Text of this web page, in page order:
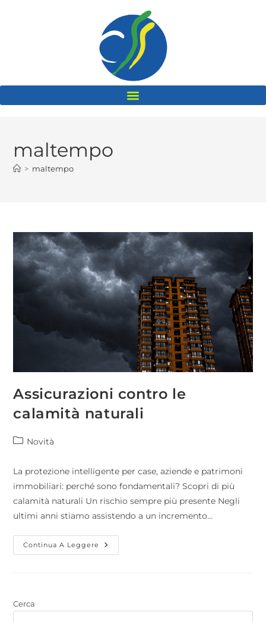
maltempo
> maltempo
Assicurazioni contro le
calamità naturali
Novità
La protezione intelligente per case, aziende e patrimoni
immobiliari: perché sono fondamentali? Scopri di più
calamità naturali Un rischio sempre più presente Negli
ultimi anni stiamo assistendo a un incremento…
Continua A Leggere
Cerca